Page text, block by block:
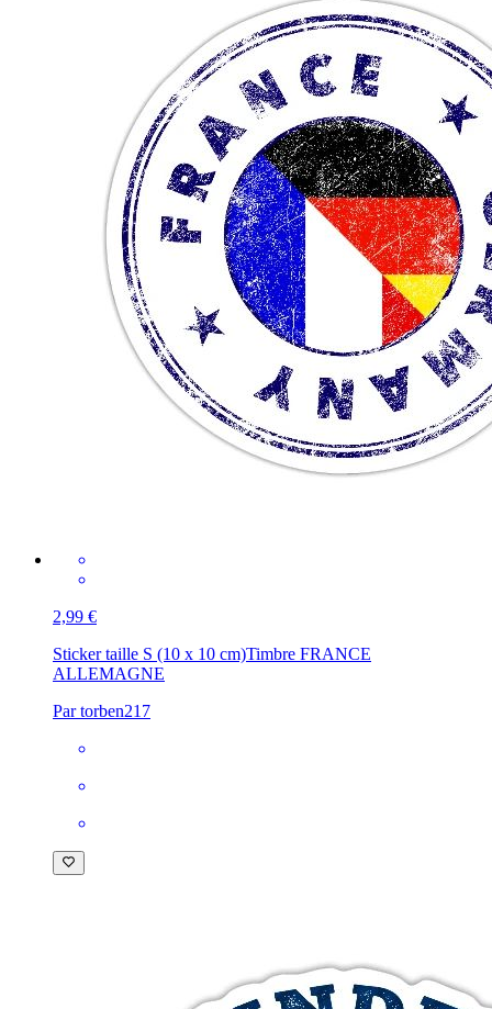
2,99 €
Sticker taille S (10 x 10 cm)Timbre FRANCE
ALLEMAGNE
Par torben217